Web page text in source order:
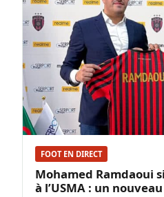
FOOT EN DIRECT
Mohamed Ramdaoui
à l’USMA : un